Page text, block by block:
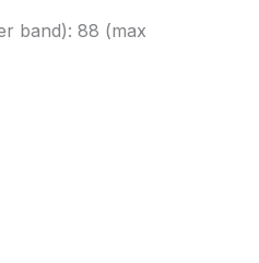
band): 88 (max